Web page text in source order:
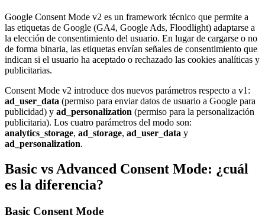
Google Consent Mode v2 es un framework técnico que permite a
las etiquetas de Google (GA4, Google Ads, Floodlight) adaptarse a
la elección de consentimiento del usuario. En lugar de cargarse o no
de forma binaria, las etiquetas envían señales de consentimiento que
indican si el usuario ha aceptado o rechazado las cookies analíticas y
publicitarias.
Consent Mode v2 introduce dos nuevos parámetros respecto a v1:
ad_user_data (permiso para enviar datos de usuario a Google para
publicidad) y ad_personalization (permiso para la personalización
publicitaria). Los cuatro parámetros del modo son:
analytics_storage, ad_storage, ad_user_data y
ad_personalization.
Basic vs Advanced Consent Mode: ¿cuál
es la diferencia?
Basic Consent Mode